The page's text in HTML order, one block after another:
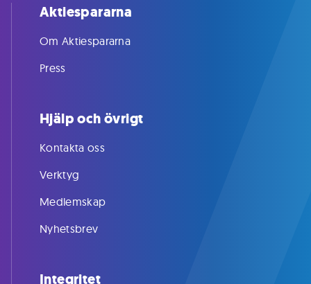
Aktiespararna
Om Aktiespararna
Press
Hjälp och övrigt
Kontakta oss
Verktyg
Medlemskap
Nyhetsbrev
Integritet